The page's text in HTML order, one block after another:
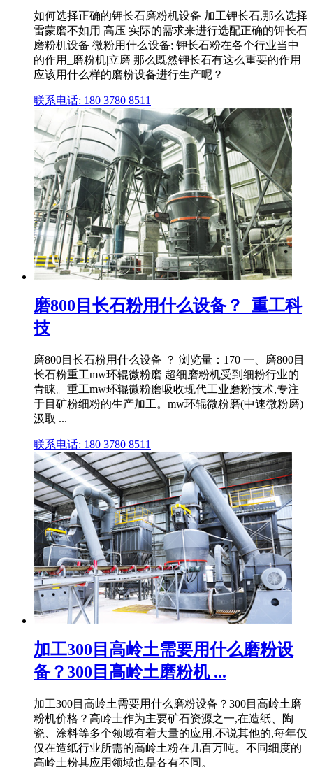
如何选择正确的钾长石磨粉机设备 加工钾长石,那么选择
雷蒙磨不如用 高压 实际的需求来进行选配正确的钾长石
磨粉机设备 微粉用什么设备; 钾长石粉在各个行业当中
的作用_磨粉机|立磨 那么既然钾长石有这么重要的作用
应该用什么样的磨粉设备进行生产呢？
联系电话: 180 3780 8511
磨800目长石粉用什么设备？_重工科
技
磨800目长石粉用什么设备 ？ 浏览量：170 一、磨800目
长石粉重工mw环辊微粉磨 超细磨粉机受到细粉行业的
青睐。重工mw环辊微粉磨吸收现代工业磨粉技术,专注
于目矿粉细粉的生产加工。mw环辊微粉磨(中速微粉磨)
汲取 ...
联系电话: 180 3780 8511
加工300目高岭土需要用什么磨粉设
备？300目高岭土磨粉机 ...
加工300目高岭土需要用什么磨粉设备？300目高岭土磨
粉机价格？高岭土作为主要矿石资源之一,在造纸、陶
瓷、涂料等多个领域有着大量的应用,不说其他的,每年仅
仅在造纸行业所需的高岭土粉在几百万吨。不同细度的
高岭土粉其应用领域也是各有不同。